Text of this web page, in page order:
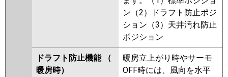
ン（2）ドラフト防止ポジ
ション（3）天井汚れ防止
ポジション
ドラフト防止機能 （
暖房時）
暖房立上がり時やサーモ
OFF時には、風向を水平